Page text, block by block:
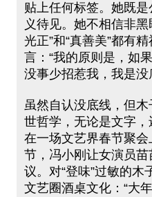
贴上任何标签。她既
义待见。她不相信非
光正”和“真善美”都有
言：“我的原则是，如
没事少招惹我，我是没
虽然自认没底线，但
世哲学，无论是文字，
在一场文艺界春节聚
节，冯小刚让女演员
议。对“登味”过敏的木
文艺圈酒桌文化：“大